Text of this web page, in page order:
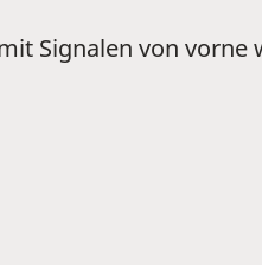
Signalen von vorne